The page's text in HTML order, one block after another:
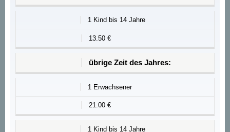
1 Kind bis 14 Jahre
13.50 €
übrige Zeit des Jahres:
1 Erwachsener
21.00 €
1 Kind bis 14 Jahre